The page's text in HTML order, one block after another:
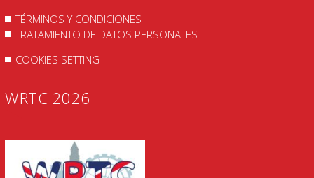
TÉRMINOS Y CONDICIONES
TRATAMIENTO DE DATOS PERSONALES
COOKIES SETTING
WRTC 2026